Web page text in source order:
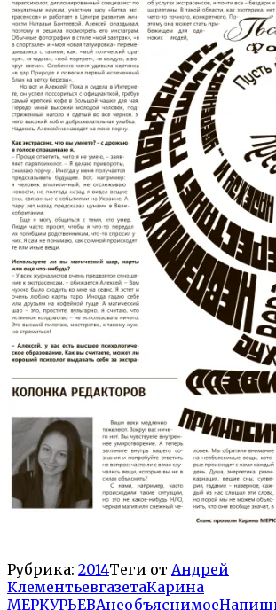
Рубрика: 2014Теги от Андрей
КлементьевгазетаКарина
МЕРКУРЬЕВАнеобъяснимое